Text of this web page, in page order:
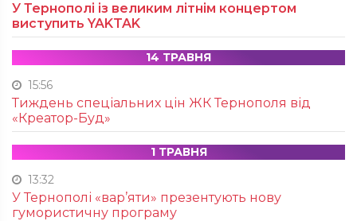
У Тернополі із великим літнім концертом
виступить YAKTAK
14 ТРАВНЯ
15:56
Тиждень спеціальних цін ЖК Тернополя від
«Креатор-Буд»
1 ТРАВНЯ
13:32
У Тернополі «вар’яти» презентують нову
гумористичну програму